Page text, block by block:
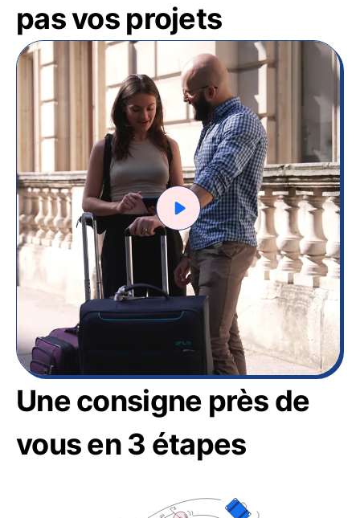
pas vos projets
Une consigne près de
vous en 3 étapes